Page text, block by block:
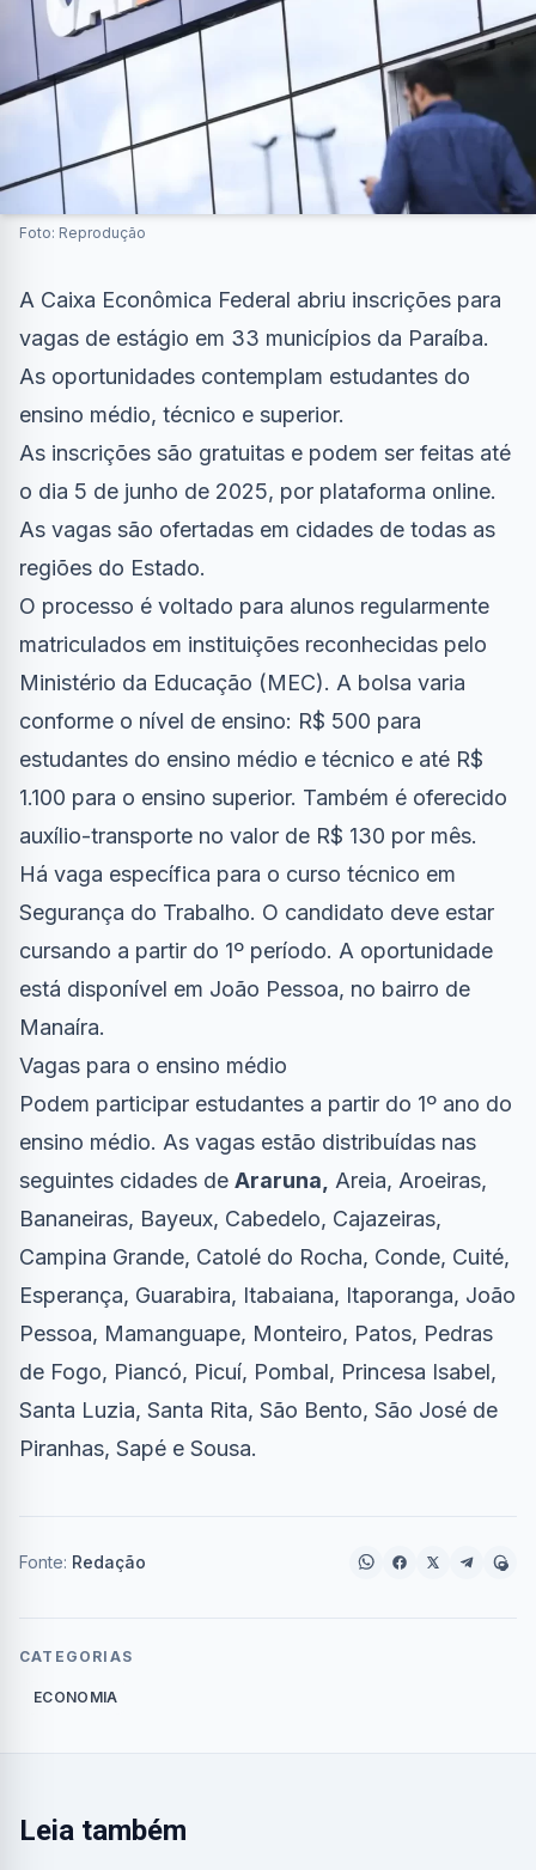
Foto: Reprodução
A Caixa Econômica Federal abriu inscrições para
vagas de estágio em 33 municípios da Paraíba.
As oportunidades contemplam estudantes do
ensino médio, técnico e superior.
As inscrições são gratuitas e podem ser feitas até
o dia 5 de junho de 2025, por plataforma online.
As vagas são ofertadas em cidades de todas as
regiões do Estado.
O processo é voltado para alunos regularmente
matriculados em instituições reconhecidas pelo
Ministério da Educação (MEC). A bolsa varia
conforme o nível de ensino: R$ 500 para
estudantes do ensino médio e técnico e até R$
1.100 para o ensino superior. Também é oferecido
auxílio-transporte no valor de R$ 130 por mês.
Há vaga específica para o curso técnico em
Segurança do Trabalho. O candidato deve estar
cursando a partir do 1º período. A oportunidade
está disponível em João Pessoa, no bairro de
Manaíra.
Vagas para o ensino médio
Podem participar estudantes a partir do 1º ano do
ensino médio. As vagas estão distribuídas nas
seguintes cidades de Araruna,
Areia, Aroeiras,
Bananeiras, Bayeux, Cabedelo, Cajazeiras,
Campina Grande, Catolé do Rocha, Conde, Cuité,
Esperança, Guarabira, Itabaiana, Itaporanga, João
Pessoa, Mamanguape, Monteiro, Patos, Pedras
de Fogo, Piancó, Picuí, Pombal, Princesa Isabel,
Santa Luzia, Santa Rita, São Bento, São José de
Piranhas, Sapé e Sousa.
Fonte: Redação
CATEGORIAS
ECONOMIA
Leia também